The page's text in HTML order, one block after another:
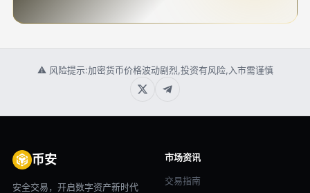
⚠ 风险提示:加密货币价格波动剧烈,投资有风险,入市需谨慎
币安
安全交易，开启数字资产新时代
市场资讯
交易指南